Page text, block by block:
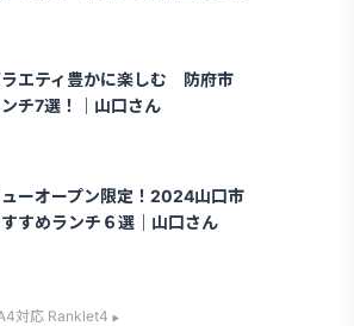
エティ豊かに楽しむ 防府市
チ7選！｜山口さん
ーオープン限定！2024山口市
すめランチ６選｜山口さん
対応 Ranklet4